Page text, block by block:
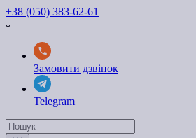
+38 (050) 383-62-61
Замовити дзвінок
Telegram